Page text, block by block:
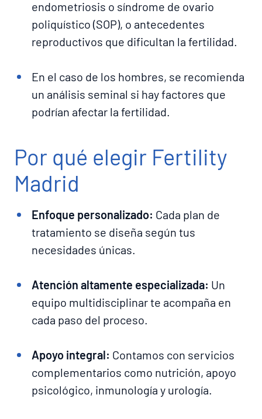
endometriosis o síndrome de ovario
poliquístico (SOP), o antecedentes
reproductivos que dificultan la fertilidad.
En el caso de los hombres, se recomienda
un análisis seminal si hay factores que
podrían afectar la fertilidad.
Por qué elegir Fertility
Madrid
Enfoque personalizado: Cada plan de
tratamiento se diseña según tus
necesidades únicas.
Atención altamente especializada: Un
equipo multidisciplinar te acompaña en
cada paso del proceso.
Apoyo integral: Contamos con servicios
complementarios como nutrición, apoyo
psicológico, inmunología y urología.